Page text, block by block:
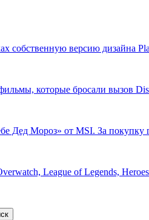
собственную версию дизайна
которые бросали вызов
Дед Мороз» от MSI. За покупку
League of Legends,